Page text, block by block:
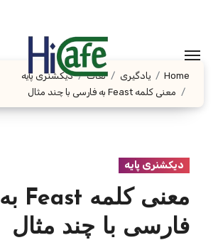
content
Home یادگیری لغات
دیکشنری پایه
معنی کلمه Feast به فارسی با چند مثال
دیکشنری پایه
معنی کلمه Feast به
فارسی با چند مثال